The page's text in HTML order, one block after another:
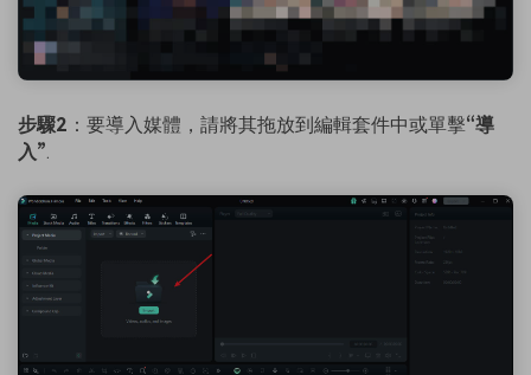
步驟2 ：要導入媒體，請將其拖放到編輯套件中或單擊“導
入”.